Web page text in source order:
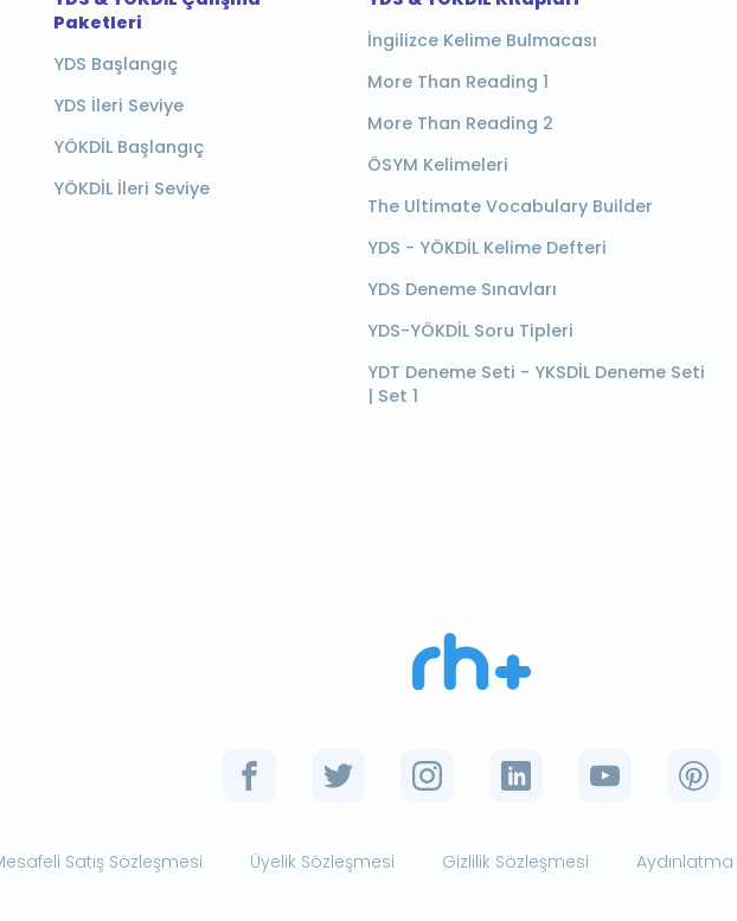
Paketleri
YDS Başlangıç
YDS İleri Seviye
YÖKDİL Başlangıç
YÖKDİL İleri Seviye
İngilizce Kelime Bulmacası
More Than Reading 1
More Than Reading 2
ÖSYM Kelimeleri
The Ultimate Vocabulary Builder
YDS - YÖKDİL Kelime Defteri
YDS Deneme Sınavları
YDS-YÖKDİL Soru Tipleri
YDT Deneme Seti - YKSDİL Deneme Seti
| Set 1
Satış Sözleşmesi Üyelik Sözleşmesi Gizlilik Sözleşmesi